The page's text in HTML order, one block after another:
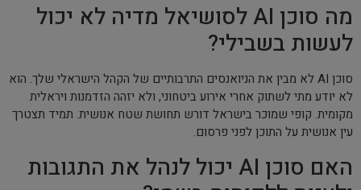
מה סוכן AI לסושיאל מדיה לא יכול
לעשות בשבילי?
סוכן AI לא מבין את הניואנסים התרבותיים של הקהל הישראלי שלך. הוא
לא יודע מתי לשתוק אחרי אירוע ביטחוני, ולא יזהה הזדמנות ויראלית
מקומית. קופי שמוכר בישראל דורש תחושת שטח אנושית. תמיד תצטרך
עין אנושית על התוכן לפני פרסום.
האם סוכן AI יכול לנהל את התגובות